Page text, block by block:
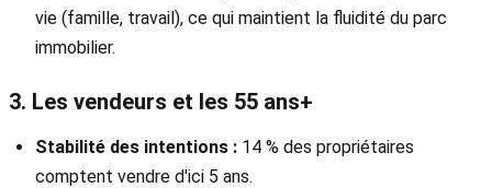
vie (famille, travail), ce qui maintient la fluidité du parc
immobilier.
3. Les vendeurs et les 55 ans+
Stabilité des intentions : 14 % des propriétaires
comptent vendre d'ici 5 ans.